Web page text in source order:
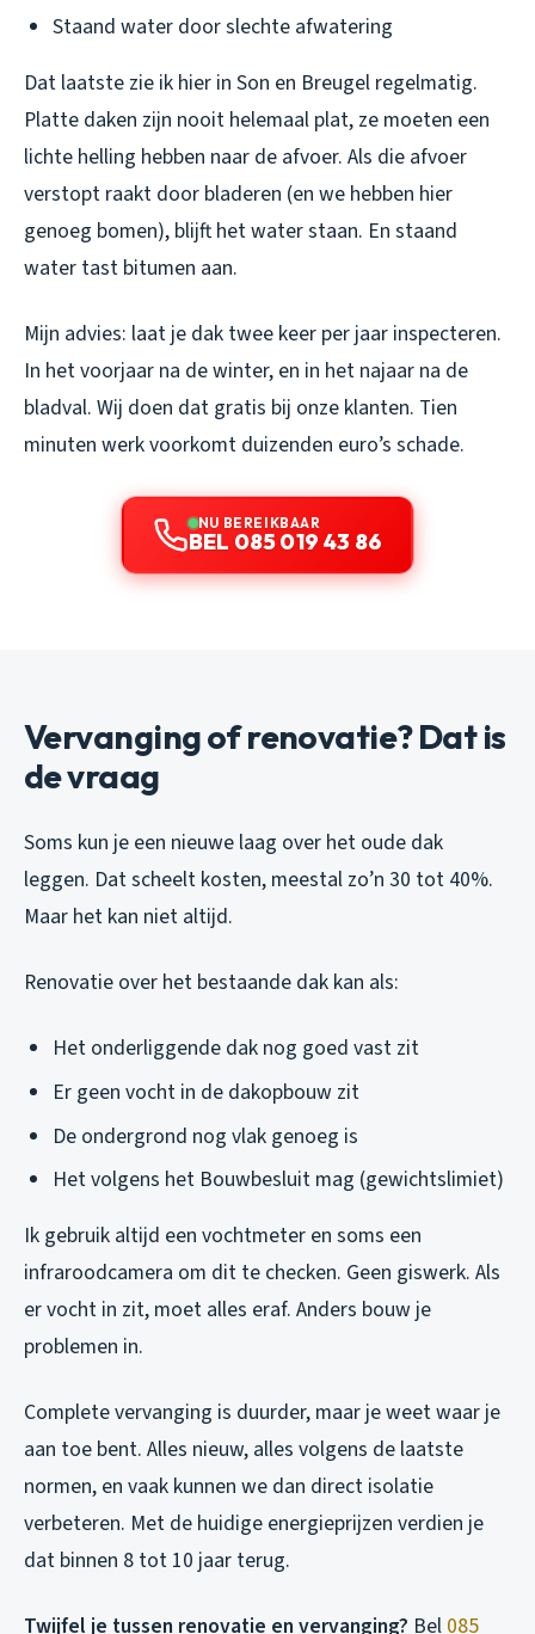
Staand water door slechte afwatering
Dat laatste zie ik hier in Son en Breugel regelmatig.
Platte daken zijn nooit helemaal plat, ze moeten een
lichte helling hebben naar de afvoer. Als die afvoer
verstopt raakt door bladeren (en we hebben hier
genoeg bomen), blijft het water staan. En staand
water tast bitumen aan.
Mijn advies: laat je dak twee keer per jaar inspecteren.
In het voorjaar na de winter, en in het najaar na de
bladval. Wij doen dat gratis bij onze klanten. Tien
minuten werk voorkomt duizenden euro’s schade.
NU BEREIKBAAR
BEL 085 019 43 86
Vervanging of renovatie? Dat is
de vraag
Soms kun je een nieuwe laag over het oude dak
leggen. Dat scheelt kosten, meestal zo’n 30 tot 40%.
Maar het kan niet altijd.
Renovatie over het bestaande dak kan als:
Het onderliggende dak nog goed vast zit
Er geen vocht in de dakopbouw zit
De ondergrond nog vlak genoeg is
Het volgens het Bouwbesluit mag (gewichtslimiet)
Ik gebruik altijd een vochtmeter en soms een
infraroodcamera om dit te checken. Geen giswerk. Als
er vocht in zit, moet alles eraf. Anders bouw je
problemen in.
Complete vervanging is duurder, maar je weet waar je
aan toe bent. Alles nieuw, alles volgens de laatste
normen, en vaak kunnen we dan direct isolatie
verbeteren. Met de huidige energieprijzen verdien je
dat binnen 8 tot 10 jaar terug.
Twijfel je tussen renovatie en vervanging? Bel 085